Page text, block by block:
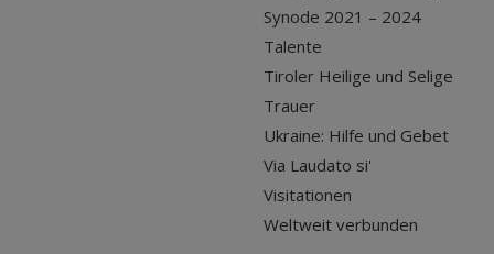
Synode 2021 – 2024
Talente
Tiroler Heilige und Selige
Trauer
Ukraine: Hilfe und Gebet
Via Laudato si'
Visitationen
Weltweit verbunden